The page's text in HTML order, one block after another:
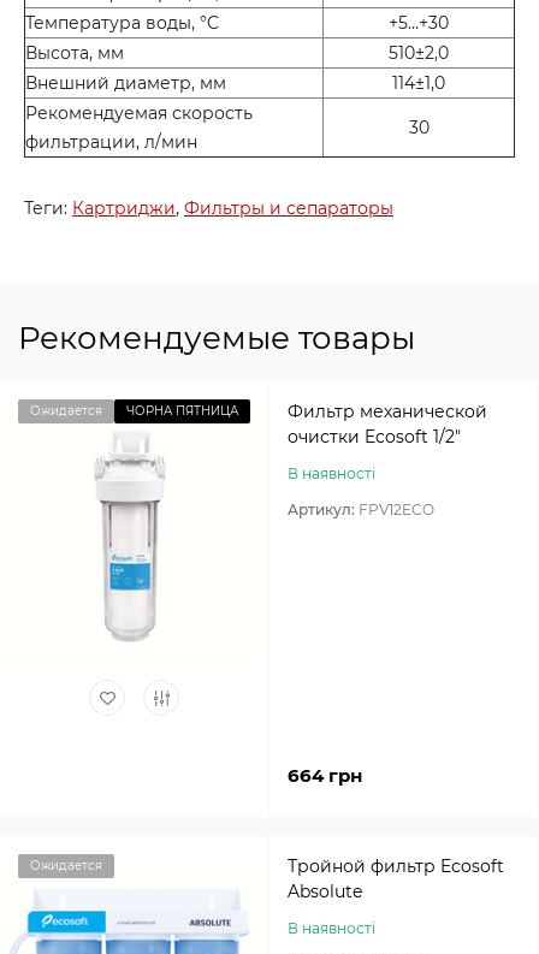
Температура воды, °C
+5…+30
Высота, мм
510±2,0
Внешний диаметр, мм
114±1,0
Рекомендуемая скорость
фильтрации, л/мин
30
Теги: Картриджи, Фильтры и сепараторы
Рекомендуемые товары
Ожидается ЧОРНА ПЯТНИЦА
Фильтр механической
очистки Ecosoft 1/2″
В наявності
Артикул: FPV12ECO
664 грн
Ожидается
Тройной фильтр Ecosoft
Absolute
В наявності